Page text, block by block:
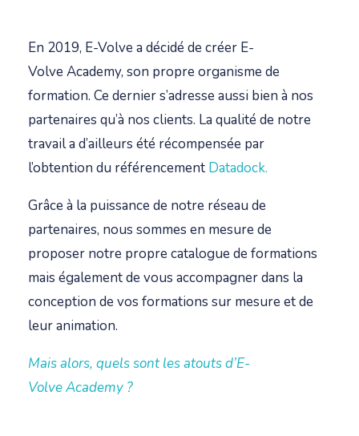
En 2019, E-Volve a décidé de créer E-
Volve Academy, son propre organisme de
formation. Ce dernier s’adresse aussi bien à nos
partenaires qu’à nos clients. La qualité de notre
travail a d’ailleurs été récompensée par
l’obtention du référencement Datadock.
Grâce à la puissance de notre réseau de
partenaires, nous sommes en mesure de
proposer notre propre catalogue de formations
mais également de vous accompagner dans la
conception de vos formations sur mesure et de
leur animation.
Mais alors, quels sont les atouts d’E-
Volve Academy ?